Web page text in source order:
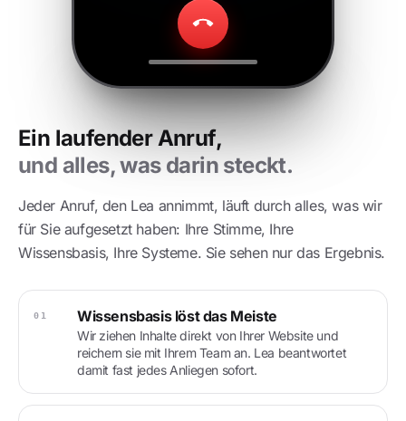
Ein laufender Anruf,
und alles, was darin steckt.
Jeder Anruf, den Lea annimmt, läuft durch alles, was wir
für Sie aufgesetzt haben: Ihre Stimme, Ihre
Wissensbasis, Ihre Systeme. Sie sehen nur das Ergebnis.
01 Wissensbasis löst das Meiste
Wir ziehen Inhalte direkt von Ihrer Website und
reichern sie mit Ihrem Team an. Lea beantwortet
damit fast jedes Anliegen sofort.